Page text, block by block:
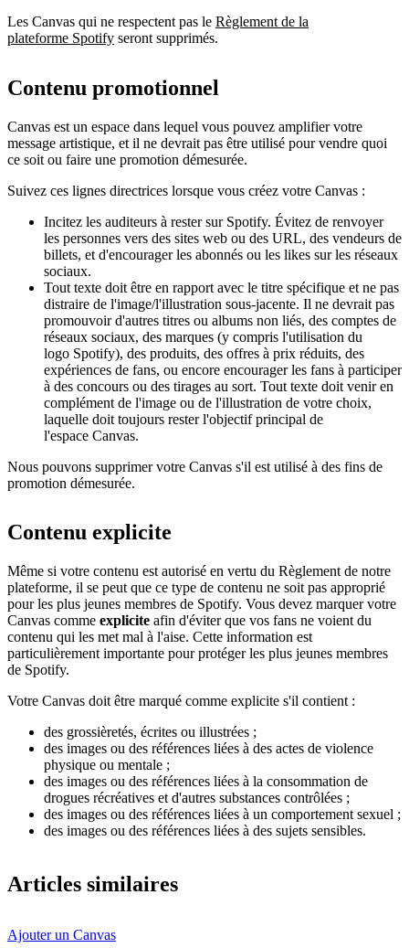
Les Canvas qui ne respectent pas le Règlement de la
plateforme Spotify seront supprimés.
Contenu promotionnel
Canvas est un espace dans lequel vous pouvez amplifier votre
message artistique, et il ne devrait pas être utilisé pour vendre quoi
ce soit ou faire une promotion démesurée.
Suivez ces lignes directrices lorsque vous créez votre Canvas :
Incitez les auditeurs à rester sur Spotify. Évitez de renvoyer
les personnes vers des sites web ou des URL, des vendeurs de
billets, et d'encourager les abonnés ou les likes sur les réseaux
sociaux.
Tout texte doit être en rapport avec le titre spécifique et ne pas
distraire de l'image/l'illustration sous-jacente. Il ne devrait pas
promouvoir d'autres titres ou albums non liés, des comptes de
réseaux sociaux, des marques (y compris l'utilisation du
logo Spotify), des produits, des offres à prix réduits, des
expériences de fans, ou encore encourager les fans à participer
à des concours ou des tirages au sort. Tout texte doit venir en
complément de l'image ou de l'illustration de votre choix,
laquelle doit toujours rester l'objectif principal de
l'espace Canvas.
Nous pouvons supprimer votre Canvas s'il est utilisé à des fins de
promotion démesurée.
Contenu explicite
Même si votre contenu est autorisé en vertu du Règlement de notre
plateforme, il se peut que ce type de contenu ne soit pas approprié
pour les plus jeunes membres de Spotify. Vous devez marquer votre
Canvas comme explicite afin d'éviter que vos fans ne voient du
contenu qui les met mal à l'aise. Cette information est
particulièrement importante pour protéger les plus jeunes membres
de Spotify.
Votre Canvas doit être marqué comme explicite s'il contient :
des grossièretés, écrites ou illustrées ;
des images ou des références liées à des actes de violence
physique ou mentale ;
des images ou des références liées à la consommation de
drogues récréatives et d'autres substances contrôlées ;
des images ou des références liées à un comportement sexuel ;
des images ou des références liées à des sujets sensibles.
Articles similaires
Ajouter un Canvas